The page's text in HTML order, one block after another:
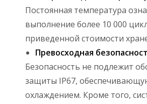
Постоянная температура
выполнение более 10 000
приведенной стоимости
Превосходная
Безопасность не подлежит
защиты IP67,
охлаждением. Кроме того,